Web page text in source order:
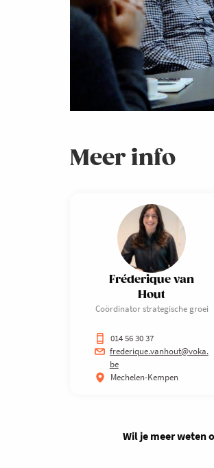
Meer info
Fréderique van
Hout
Coördinator strategische groei
014 56 30 37
frederique.vanhout@voka.
be
Mechelen-Kempen
Wil je meer weten